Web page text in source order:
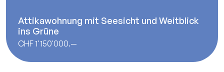
Attikawohnung mit Seesicht und Weitblick
ins Grüne
CHF 1'150'000.—